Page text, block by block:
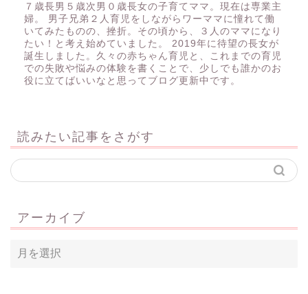
７歳長男５歳次男０歳長女の子育てママ。現在は専業主
婦。 男子兄弟２人育児をしながらワーママに憧れて働
いてみたものの、挫折。その頃から、３人のママになり
たい！と考え始めていました。 2019年に待望の長女が
誕生しました。久々の赤ちゃん育児と、これまでの育児
での失敗や悩みの体験を書くことで、少しでも誰かのお
役に立てばいいなと思ってブログ更新中です。
読みたい記事をさがす
アーカイブ